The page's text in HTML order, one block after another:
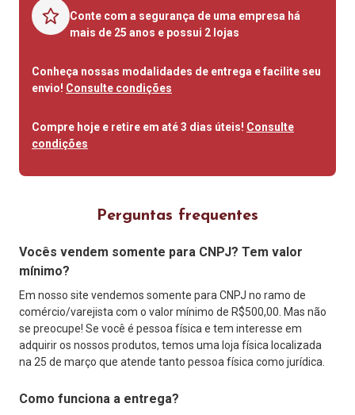
Conte com a segurança de uma empresa há
mais de 25 anos e possui 2 lojas
Conheça nossas modalidades de entrega e facilite seu
envio! Consulte condições
Compre hoje e retire em até 3 dias úteis! Consulte
condições
Perguntas frequentes
Vocês vendem somente para CNPJ? Tem valor
mínimo?
Em nosso site vendemos somente para CNPJ no ramo de
comércio/varejista com o valor mínimo de R$500,00. Mas não
se preocupe! Se você é pessoa física e tem interesse em
adquirir os nossos produtos, temos uma loja física localizada
na 25 de março que atende tanto pessoa física como jurídica.
Como funciona a entrega?